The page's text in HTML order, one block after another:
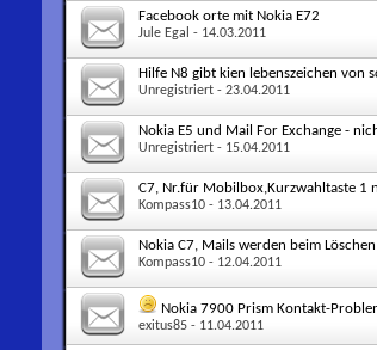
Facebook orte mit Nokia E72
Jule Egal - 14.03.2011
Hilfe N8 gibt kien lebenszeichen von
Unregistriert - 23.04.2011
Nokia E5 und Mail For Exchange -
Unregistriert - 15.04.2011
C7, Nr.für Mobilbox,Kurzwahltaste 1
Kompass10 - 13.04.2011
Nokia C7, Mails werden beim
Kompass10 - 12.04.2011
Nokia 7900 Prism Kontakt-
exitus85 - 11.04.2011